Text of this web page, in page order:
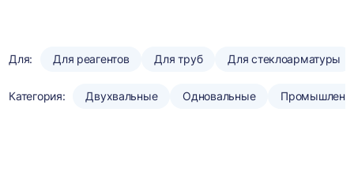
Для: Для реагентов Для труб Для стеклоарматуры
Категория: Двухвальные Одновальные